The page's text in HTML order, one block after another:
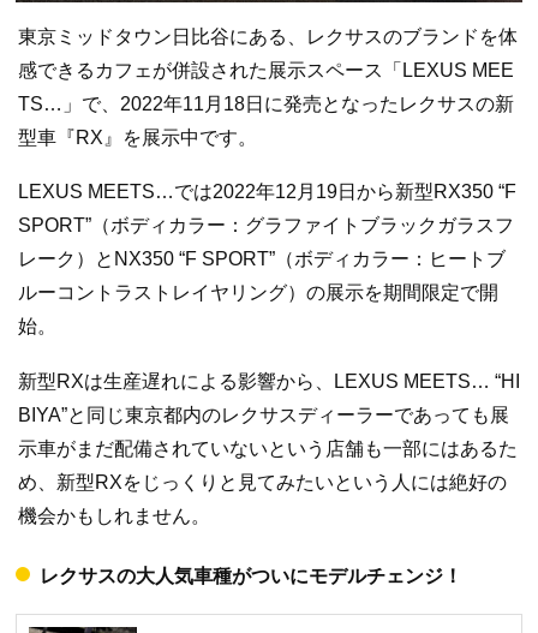
東京ミッドタウン日比谷にある、レクサスのブランドを体
感できるカフェが併設された展示スペース「LEXUS MEE
TS…」で、2022年11月18日に発売となったレクサスの新
型車『RX』を展示中です。
LEXUS MEETS…では2022年12月19日から新型RX350 “F
SPORT”（ボディカラー：グラファイトブラックガラスフ
レーク）とNX350 “F SPORT”（ボディカラー：ヒートブ
ルーコントラストレイヤリング）の展示を期間限定で開
始。
新型RXは生産遅れによる影響から、LEXUS MEETS… “HI
BIYA”と同じ東京都内のレクサスディーラーであっても展
示車がまだ配備されていないという店舗も一部にはあるた
め、新型RXをじっくりと見てみたいという人には絶好の
機会かもしれません。
レクサスの大人気車種がついにモデルチェンジ！